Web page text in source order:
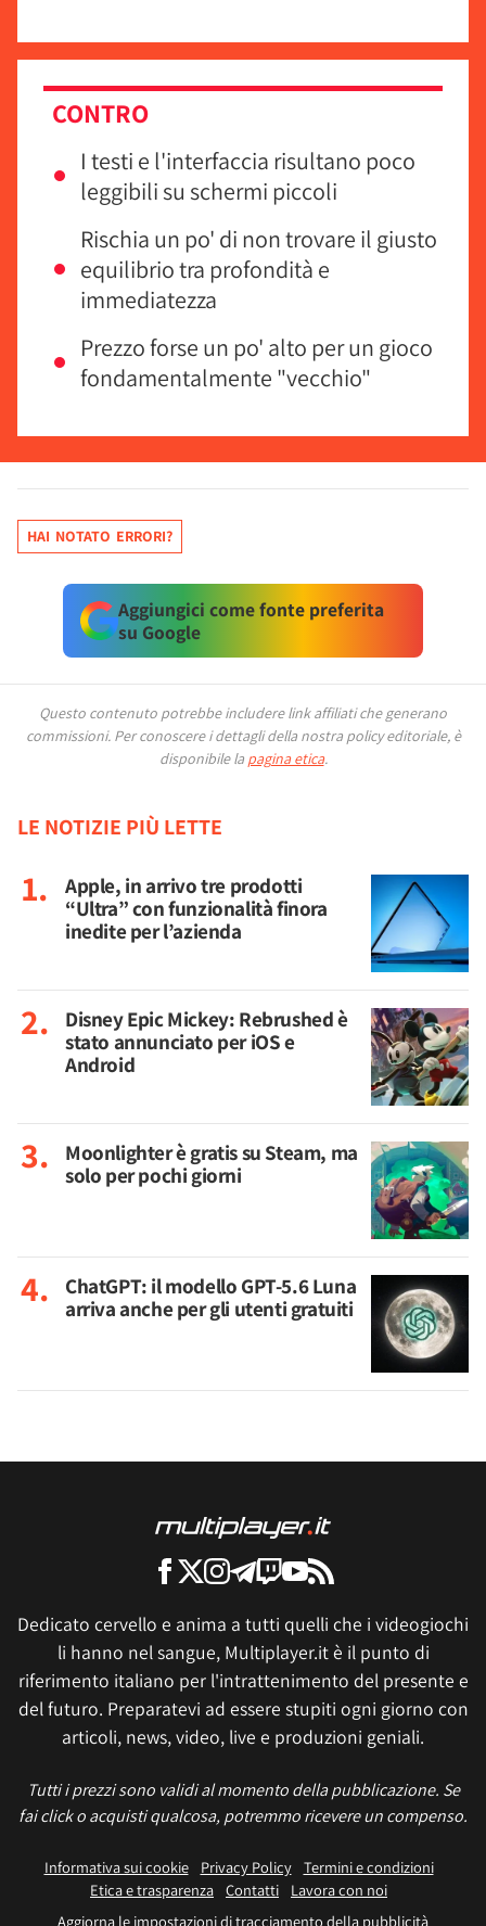
CONTRO
I testi e l'interfaccia risultano poco
leggibili su schermi piccoli
Rischia un po' di non trovare il giusto
equilibrio tra profondità e
immediatezza
Prezzo forse un po' alto per un gioco
fondamentalmente "vecchio"
HAI NOTATO ERRORI?
Aggiungici come fonte preferita
su Google
Questo contenuto potrebbe includere link affiliati che generano
commissioni. Per conoscere i dettagli della nostra policy editoriale, è
disponibile la pagina etica.
LE NOTIZIE PIÙ LETTE
Apple, in arrivo tre prodotti
“Ultra” con funzionalità finora
inedite per l’azienda
Disney Epic Mickey: Rebrushed è
stato annunciato per iOS e
Android
Moonlighter è gratis su Steam, ma
solo per pochi giorni
ChatGPT: il modello GPT-5.6 Luna
arriva anche per gli utenti gratuiti
Dedicato cervello e anima a tutti quelli che i videogiochi
li hanno nel sangue, Multiplayer.it è il punto di
riferimento italiano per l'intrattenimento del presente e
del futuro. Preparatevi ad essere stupiti ogni giorno con
articoli, news, video, live e produzioni geniali.
Tutti i prezzi sono validi al momento della pubblicazione. Se
fai click o acquisti qualcosa, potremmo ricevere un compenso.
Informativa sui cookie Privacy Policy
Termini e condizioni
Etica e trasparenza Contatti
Lavora con noi
Aggiorna le impostazioni di tracciamento della pubblicità